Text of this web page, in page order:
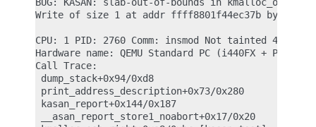
Write of size 1 at addr ffff8801f44ec37b by task
CPU: 1 PID: 2760 Comm: insmod Not tainted 4.19.0-
Hardware name: QEMU Standard PC (i440FX + PIIX,
Call Trace:
dump_stack+0x94/0xd8
print_address_description+0x73/0x280
kasan_report+0x144/0x187
__asan_report_store1_noabort+0x17/0x20